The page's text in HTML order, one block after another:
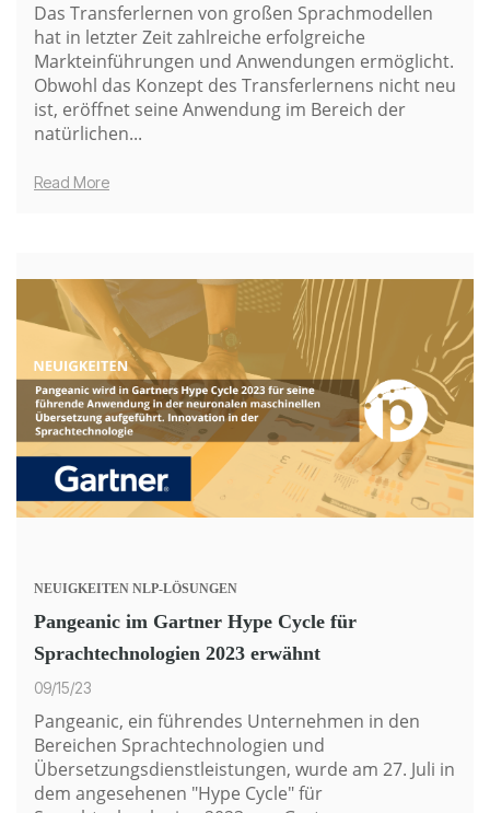
Das Transferlernen von großen Sprachmodellen
hat in letzter Zeit zahlreiche erfolgreiche
Markteinführungen und Anwendungen ermöglicht.
Obwohl das Konzept des Transferlernens nicht neu
ist, eröffnet seine Anwendung im Bereich der
natürlichen...
Read More
NEUIGKEITEN NLP-LÖSUNGEN
Pangeanic im Gartner Hype Cycle für
Sprachtechnologien 2023 erwähnt
09/15/23
Pangeanic, ein führendes Unternehmen in den
Bereichen Sprachtechnologien und
Übersetzungsdienstleistungen, wurde am 27. Juli in
dem angesehenen "Hype Cycle" für